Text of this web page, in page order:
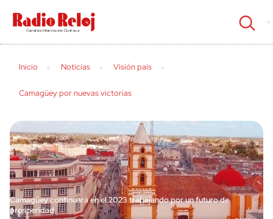
cerrar
Inicio Noticias Visión país
Camagüey por nuevas victorias
Camagüey continuará en el 2023 trabajando por un futuro de
prosperidad